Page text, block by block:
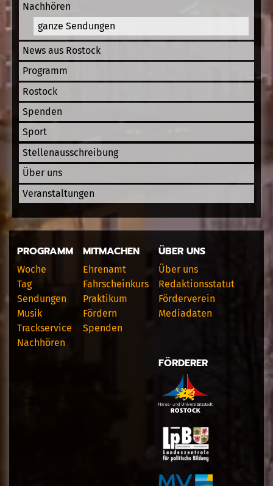
Nachhören
ganze Sendungen
News aus Rostock
Programm
Rostock
Spenden
Sport
Stellenausschreibung
Über uns
Veranstaltungen
PROGRAMM
Woche
Tag
Sendungen
Musik
Trackservice
Nachhören
MITMACHEN
Ehrenamt
Fahrscheinkurs
Praktikum
Fördern
Spenden
ÜBER UNS
Über uns
Redaktionsstatut
Förderverein
Mediadaten
FÖRDERER